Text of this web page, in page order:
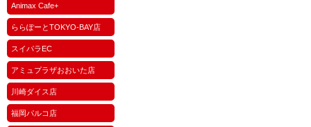
Animax Cafe+
ららぽーとTOKYO-BAY店
スイパラEC
アミュプラザおおいた店
川崎ダイス店
福岡パルコ店